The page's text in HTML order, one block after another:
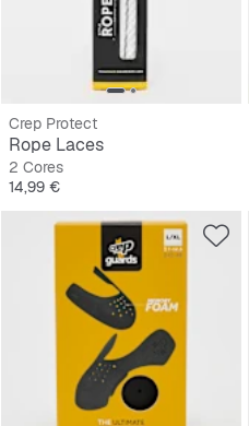
Crep Protect
Rope Laces
2 Cores
Preço
14,99 €